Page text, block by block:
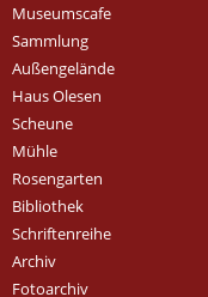
Museumscafe
Sammlung
Außengelände
Haus Olesen
Scheune
Mühle
Rosengarten
Bibliothek
Schriftenreihe
Archiv
Fotoarchiv